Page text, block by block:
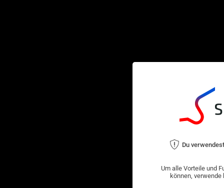
Du
Um alle Vorteile und
können,